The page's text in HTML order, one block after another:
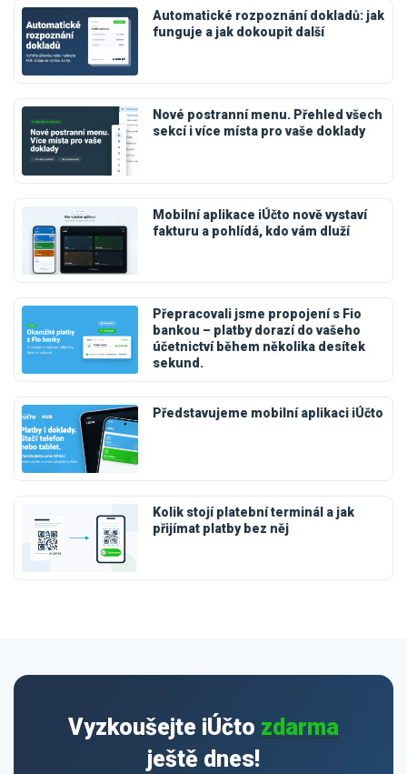
Automatické rozpoznání dokladů: jak
funguje a jak dokoupit další
Nové postranní menu. Přehled všech
sekcí i více místa pro vaše doklady
Mobilní aplikace iÚčto nově vystaví
fakturu a pohlídá, kdo vám dluží
Přepracovali jsme propojení s Fio
bankou – platby dorazí do vašeho
účetnictví během několika desítek
sekund.
Představujeme mobilní aplikaci iÚčto
Kolik stojí platební terminál a jak
přijímat platby bez něj
Vyzkoušejte iÚčto zdarma
ještě dnes!